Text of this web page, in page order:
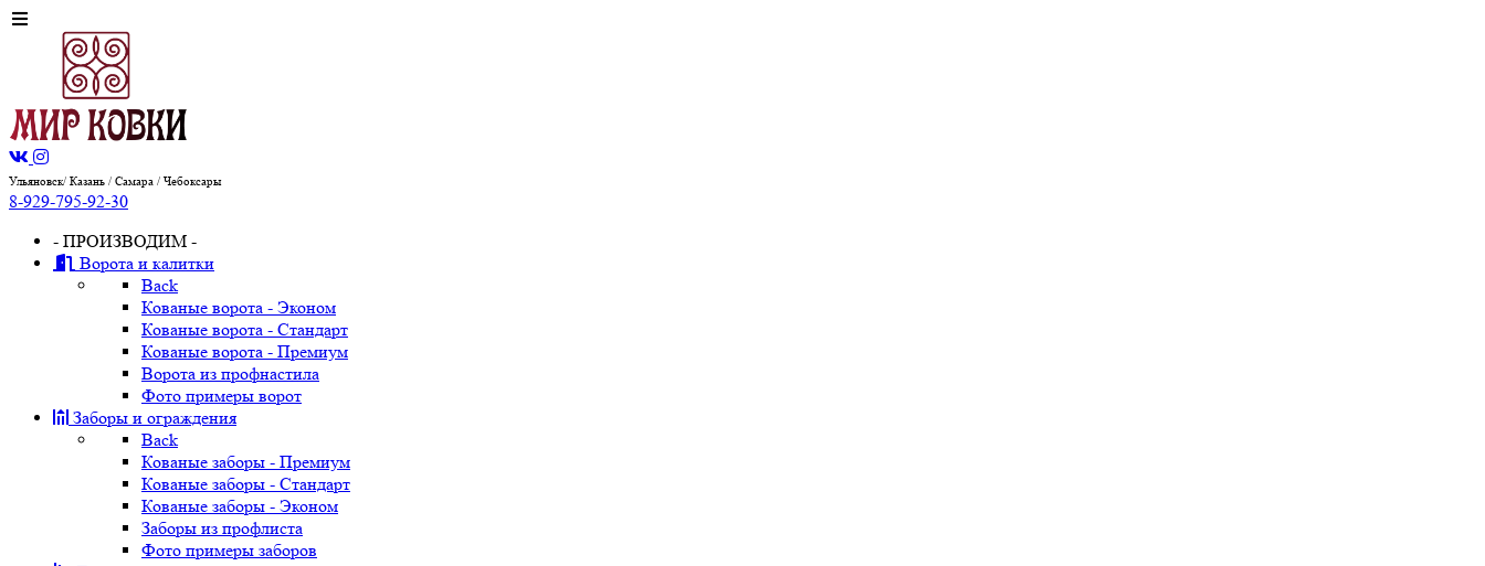
Ульяновск/ Казань / Самара / Чебоксары
8-929-795-92-30
- ПРОИЗВОДИМ -
Ворота и калитки
Back
Кованые ворота - Эконом
Кованые ворота - Стандарт
Кованые ворота - Премиум
Ворота из профнастила
Фото примеры ворот
Заборы и ограждения
Back
Кованые заборы - Премиум
Кованые заборы - Стандарт
Кованые заборы - Эконом
Заборы из профлиста
Фото примеры заборов